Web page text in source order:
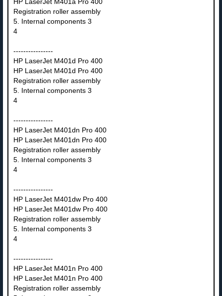
HP LaserJet M401a Pro 400
Registration roller assembly
5. Internal components 3
4
----------------
HP LaserJet M401d Pro 400
HP LaserJet M401d Pro 400
Registration roller assembly
5. Internal components 3
4
----------------
HP LaserJet M401dn Pro 400
HP LaserJet M401dn Pro 400
Registration roller assembly
5. Internal components 3
4
----------------
HP LaserJet M401dw Pro 400
HP LaserJet M401dw Pro 400
Registration roller assembly
5. Internal components 3
4
----------------
HP LaserJet M401n Pro 400
HP LaserJet M401n Pro 400
Registration roller assembly